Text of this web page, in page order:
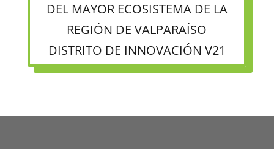
DEL MAYOR ECOSISTEMA DE LA
REGIÓN DE VALPARAÍSO
DISTRITO DE INNOVACIÓN V21